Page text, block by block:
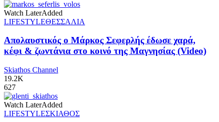
Watch LaterAdded
LIFESTYLEΘΕΣΣΑΛΙΑ
Απολαυστικός ο Μάρκος Σεφερλής έδωσε χαρά,
κέφι & ζωντάνια στο κοινό της Μαγνησίας (Video)
Skiathos Channel
19.2K
627
Watch LaterAdded
LIFESTYLEΣΚΙΑΘΟΣ